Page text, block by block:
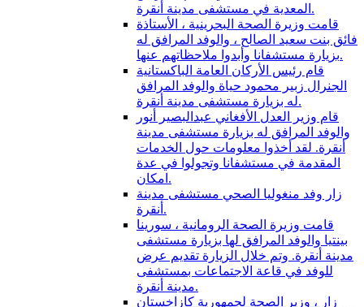
المعدية في مستشفى مدينة أنقرة.
قامت وزيرة الصحة البحرينية ، الأستاذة
فائق بنت سعيد الصالح ، والوفد المرافق له
بزيارة مستشفانا وأبدوا ملاحظاتهم عنها.
قام رئيس الأركان العامة الباكستانية
الجنرال زبير محمود حياة والوفد المرافق
له بزيارة مستشفى مدينة أنقرة.
قام وزير العدل الأفغاني عبدالبصير أنور
والوفد المرافق له بزيارة مستشفى مدينة
أنقرة. لقد أخذوا معلومات حول الخدمات
المقدمة في مستشفانا وتجولوا في عدة
امكان.
زار وفد منغوليا الصحي مستشفى مدينة
أنقرة.
قامت وزيرة الصحة الرومانية ، سورينا
بينتيا والوفد المرافق لها بزيارة مستشفى
مدينة أنقرة. وتم خلال الزيارة تقديم عرض
للوفد في قاعة الاجتماعات بمستشفى
مدينة أنقرة.
زار ، وزير الصحة لجمهورية كازاخستان